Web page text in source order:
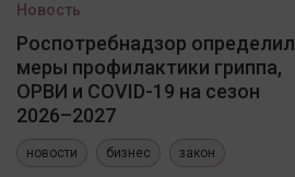
Новость
Роспотребнадзор определил
меры профилактики гриппа,
ОРВИ и COVID-19 на сезон
2026–2027
новости бизнес закон